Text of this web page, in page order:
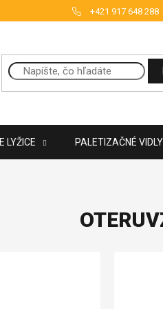
+421 917 648 288
LYŽICE PALETIZAČNÉ VIDLY